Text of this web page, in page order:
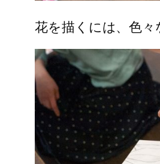
花を描くには、色